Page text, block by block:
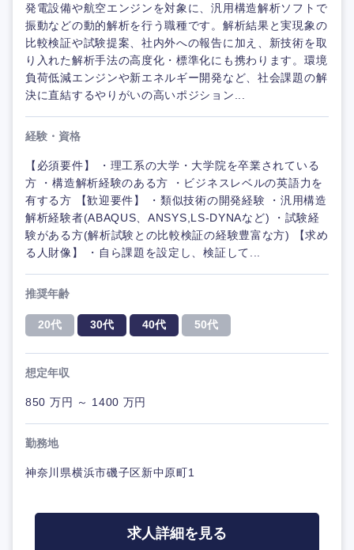
発電設備や航空エンジンを対象に、汎用構造解析ソフトで
振動などの動的解析を行う職種です。解析結果と実現象の
比較検証や試験提案、社内外への報告に加え、新技術を取
り入れた解析手法の高度化・標準化にも携わります。環境
負荷低減エンジンや新エネルギー開発など、社会課題の解
決に直結するやりがいの高いポジション...
経験・資格
【必須要件】 ・理工系の大学・大学院を卒業されている
方 ・構造解析経験のある方 ・ビジネスレベルの英語力を
有する方 【歓迎要件】 ・類似技術の開発経験 ・汎用構造
解析経験者(ABAQUS、ANSYS,LS-DYNAなど) ・試験経
験がある方(解析試験との比較検証の経験豊富な方) 【求め
る人財像】 ・自ら課題を設定し、検証して...
推奨年齢
20代 30代 40代 50代
想定年収
850 万円 ～ 1400 万円
勤務地
神奈川県横浜市磯子区新中原町1
求人詳細を見る